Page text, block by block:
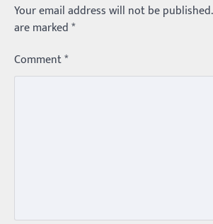
Your email address will not be published.
are marked*
Comment*